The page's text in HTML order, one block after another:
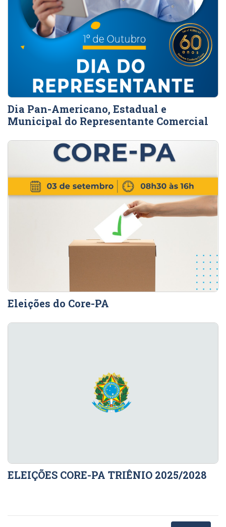
Dia Pan-Americano, Estadual e
Municipal do Representante Comercial
Eleições do Core-PA
ELEIÇÕES CORE-PA TRIÊNIO 2025/2028